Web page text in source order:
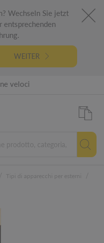
Wechseln Sie jetzt
entsprechenden
WEITER
prodotti
veloci
Germania